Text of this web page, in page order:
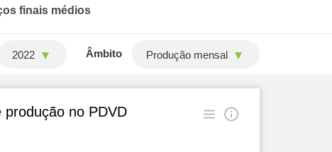
finais médios
2022 Âmbito Produção mensal
no PDVD